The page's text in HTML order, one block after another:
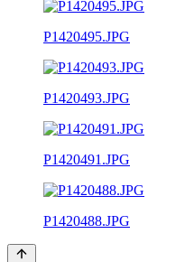
P1420495.JPG
P1420493.JPG
P1420491.JPG
P1420488.JPG